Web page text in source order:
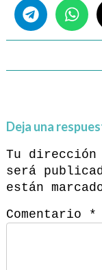
Deja una
Tu
será
están
Comentario
*